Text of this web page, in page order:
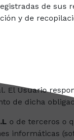
de sus
y de
El Usuario
de dicha
o de terceros o
informáticas